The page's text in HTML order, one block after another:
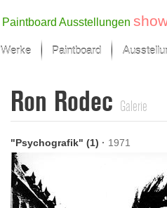
Paintboard Ausstellungen
Werke
Der letzte Monat im Fokus
Alle Fokus-Werke
Fokus-Werke
Neue Werke – Auswahl
Alle neuen Werke
Paintboard
Ron Rodec Galerie
"Psychografik" (1) · 1971